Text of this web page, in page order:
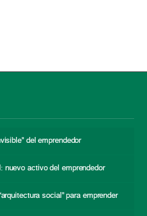
del emprendedor
nuevo activo del emprendedor
social” para emprender